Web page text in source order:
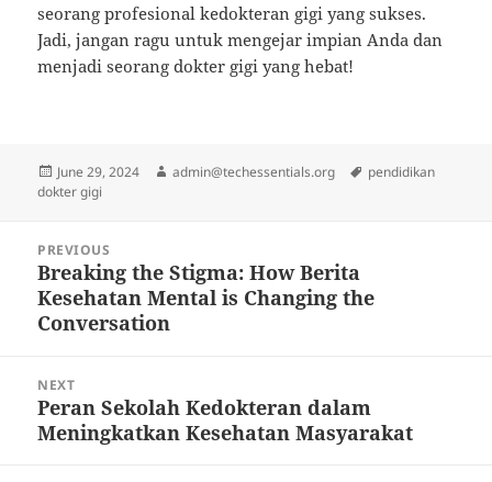
seorang profesional kedokteran gigi yang sukses.
Jadi, jangan ragu untuk mengejar impian Anda dan
menjadi seorang dokter gigi yang hebat!
Posted
on
June 29, 2024 Author
admin@techessentials.org Tags
pendidikan
dokter gigi
navigation
PREVIOUS
Previous
post:
Breaking the Stigma: How Berita
Kesehatan Mental is Changing the
Conversation
NEXT
Next
post:
Peran Sekolah Kedokteran dalam
Meningkatkan Kesehatan Masyarakat